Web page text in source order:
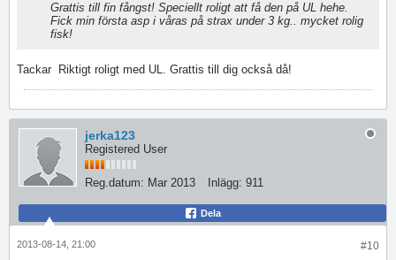
Grattis till fin fångst! Speciellt roligt att få den på UL hehe.
Fick min första asp i våras på strax under 3 kg.. mycket rolig
fisk!
Tackar Riktigt roligt med UL. Grattis till dig också då!
jerka123
Registered User
Reg.datum: Mar 2013 Inlägg: 911
Dela
#10
2013-08-14, 21:00